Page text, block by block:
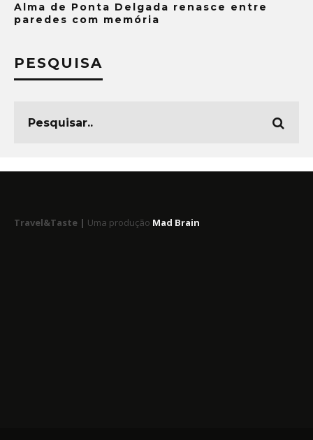
Alma de Ponta Delgada renasce entre
paredes com memória
PESQUISA
Travel&Taste | Uma produção Mad Brain